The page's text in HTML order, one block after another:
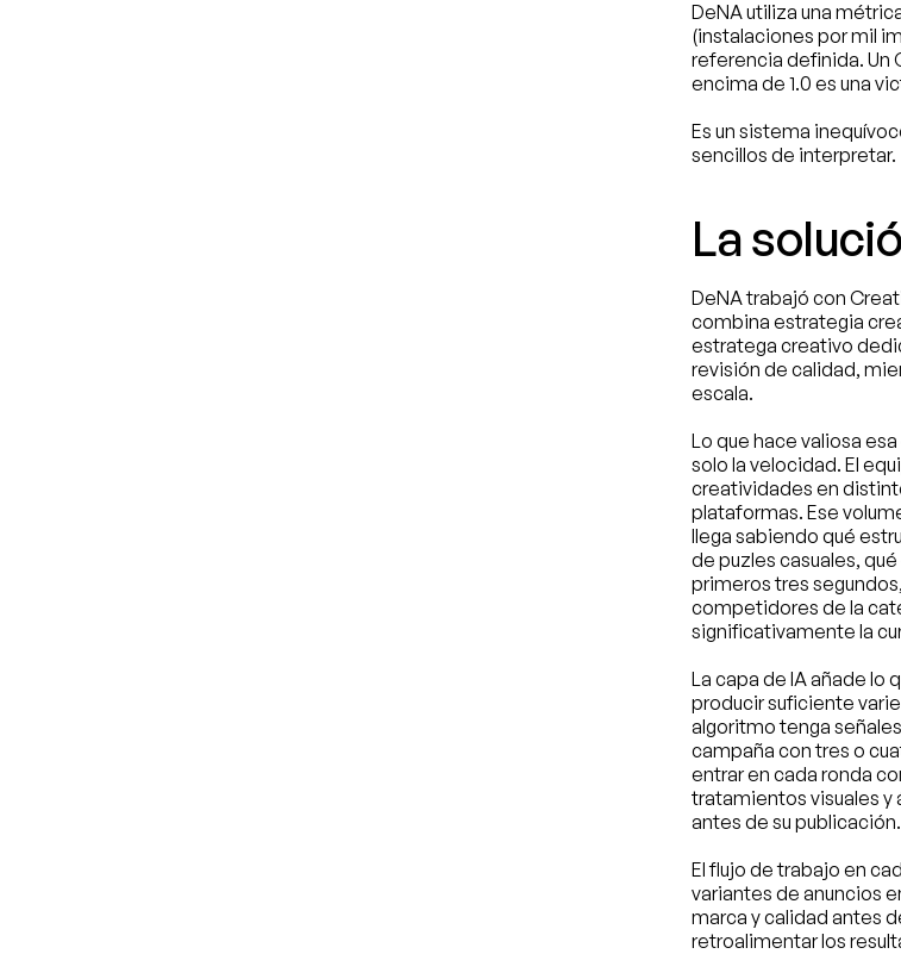
DeNA utiliza una
(instalaciones por mil
referencia definida. Un
encima de 1.0 es una
Es un sistema
sencillos de interpretar.
La
DeNA trabajó con
combina estrategia
estratega creativo
revisión de calidad,
escala.
Lo que hace valiosa
solo la velocidad. El
creatividades en
plataformas. Ese
llega sabiendo qué
de puzles casuales,
primeros tres
competidores de la
significativamente la
La capa de IA añade lo
producir suficiente
algoritmo tenga señales
campaña con tres o
entrar en cada ronda
tratamientos visuales y
antes de su publicación.
El flujo de trabajo en
variantes de anuncios
marca y calidad antes
retroalimentar los